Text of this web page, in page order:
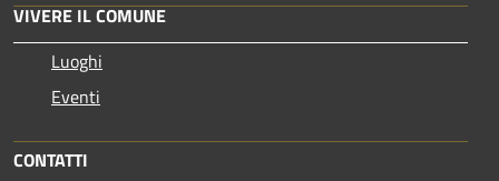
VIVERE IL COMUNE
Luoghi
Eventi
CONTATTI